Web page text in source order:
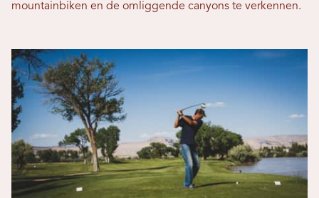
mountainbiken en de omliggende canyons te verkennen.